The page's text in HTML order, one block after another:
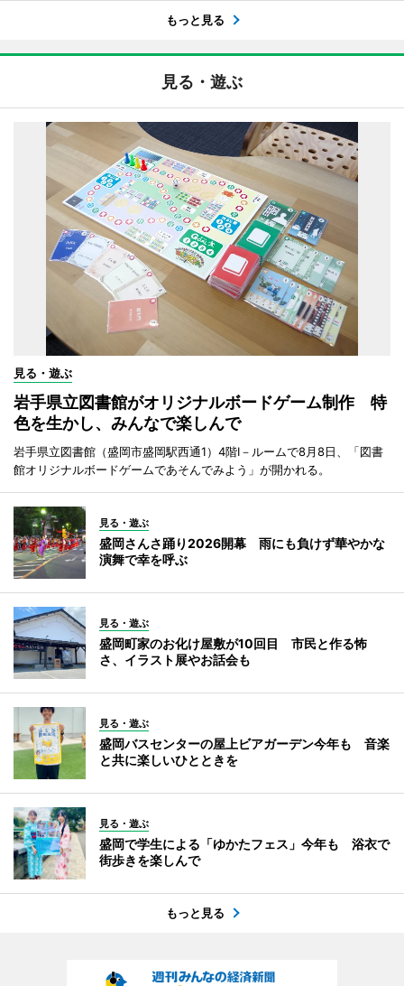
もっと見る
見る・遊ぶ
見る・遊ぶ
岩手県立図書館がオリジナルボードゲーム制作 特
色を生かし、みんなで楽しんで
岩手県立図書館（盛岡市盛岡駅西通1）4階I－ルームで8月8日、「図書
館オリジナルボードゲームであそんでみよう」が開かれる。
見る・遊ぶ
盛岡さんさ踊り2026開幕 雨にも負けず華やかな
演舞で幸を呼ぶ
見る・遊ぶ
盛岡町家のお化け屋敷が10回目 市民と作る怖
さ、イラスト展やお話会も
見る・遊ぶ
盛岡バスセンターの屋上ビアガーデン今年も 音楽
と共に楽しいひとときを
見る・遊ぶ
盛岡で学生による「ゆかたフェス」今年も 浴衣で
街歩きを楽しんで
もっと見る